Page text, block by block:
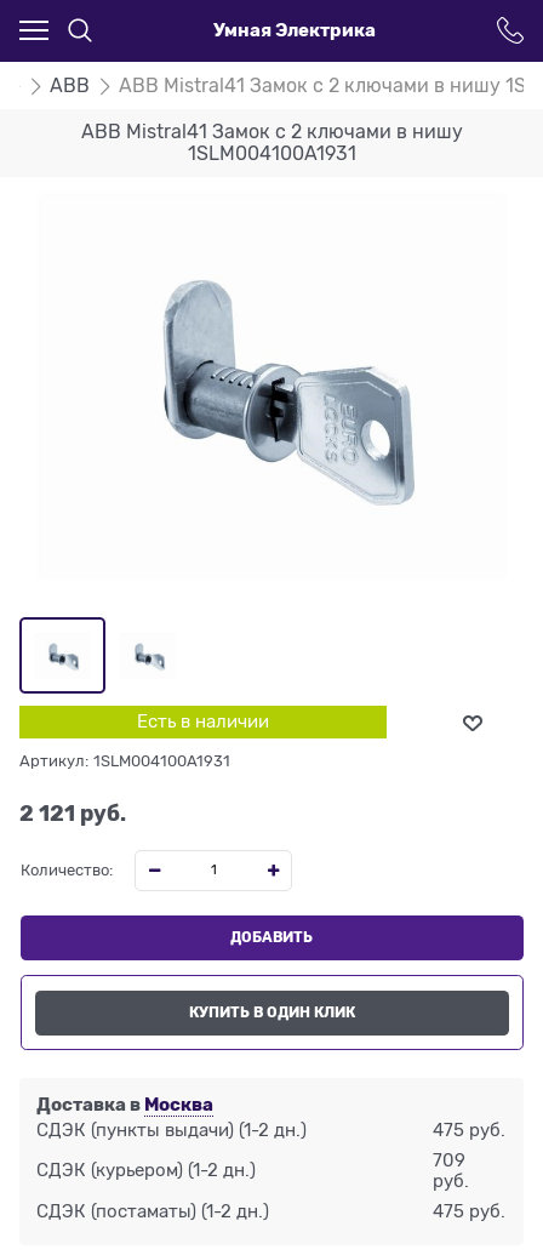
Умная Электрика
ABB ABB Mistral41 Замок с 2 ключами в нишу
ABB Mistral41 Замок с 2 ключами в нишу
1SLM004100A1931
Есть в наличии
Артикул: 1SLM004100A1931
2 121 руб.
Количество:
ДОБАВИТЬ
КУПИТЬ В ОДИН КЛИК
Доставка в Москва
СДЭК (пункты выдачи) (1-2 дн.) 475 руб.
СДЭК (курьером) (1-2 дн.)
709
руб.
СДЭК (постаматы) (1-2 дн.) 475 руб.